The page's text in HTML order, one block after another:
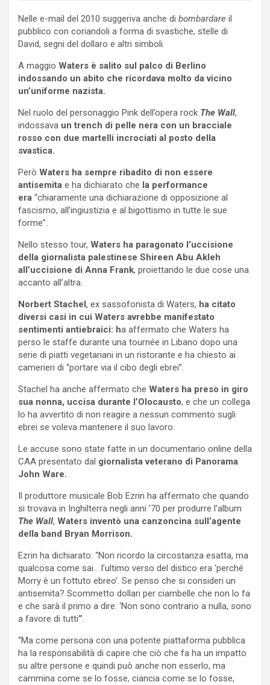
Nelle e-mail del 2010 suggeriva anche di bombardare il
pubblico con coriandoli a forma di svastiche, stelle di
David, segni del dollaro e altri simboli.
A maggio Waters è salito sul palco di Berlino
indossando un abito che ricordava molto da vicino
un’uniforme nazista.
Nel ruolo del personaggio Pink dell’opera rock The Wall,
indossava un trench di pelle nera con un bracciale
rosso con due martelli incrociati al posto della
svastica.
Però Waters ha sempre ribadito di non essere
antisemita e ha dichiarato che la performance
era “chiaramente una dichiarazione di opposizione al
fascismo, all’ingiustizia e al bigottismo in tutte le sue
forme”.
Nello stesso tour, Waters ha paragonato l’uccisione
della giornalista palestinese Shireen Abu Akleh
all’uccisione di Anna Frank, proiettando le due cose una
accanto all’altra.
Norbert Stachel, ex sassofonista di Waters, ha citato
diversi casi in cui Waters avrebbe manifestato
sentimenti antiebraici: ha affermato che Waters ha
perso le staffe durante una tournée in Libano dopo una
serie di piatti vegetariani in un ristorante e ha chiesto ai
camerieri di “portare via il cibo degli ebrei”.
Stachel ha anche affermato che Waters ha preso in giro
sua nonna, uccisa durante l’Olocausto, e che un collega
lo ha avvertito di non reagire a nessun commento sugli
ebrei se voleva mantenere il suo lavoro.
Le accuse sono state fatte in un documentario online della
CAA presentato dal giornalista veterano di Panorama
John Ware.
Il produttore musicale Bob Ezrin ha affermato che quando
si trovava in Inghilterra negli anni ’70 per produrre l’album
The Wall, Waters inventò una canzoncina sull’agente
della band Bryan Morrison.
Ezrin ha dichiarato: “Non ricordo la circostanza esatta, ma
qualcosa come sai… l’ultimo verso del distico era ‘perché
Morry è un fottuto ebreo’. Se penso che si consideri un
antisemita? Scommetto dollari per ciambelle che non lo fa
e che sarà il primo a dire: ‘Non sono contrario a nulla, sono
a favore di tutti'”.
“Ma come persona con una potente piattaforma pubblica
ha la responsabilità di capire che ciò che fa ha un impatto
su altre persone e quindi può anche non esserlo, ma
cammina come se lo fosse, ciancia come se lo fosse,